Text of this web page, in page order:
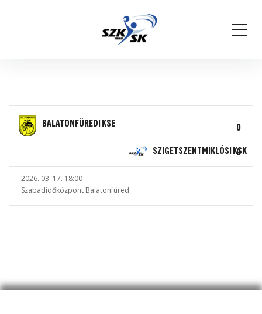
BALATONFÜREDI KSE
0
SZIGETSZENTMIKLÓSI KSK
0
2026. 03. 17. 18:00
Szabadidőközpont Balatonfüred